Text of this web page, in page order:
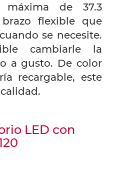
de 37.3
flexible que
se necesite.
cambiarle la
a gusto. De color
recargable, este
LED con